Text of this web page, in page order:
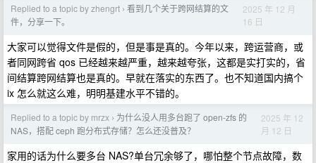
Replied to a topic by zhengrt › 看到几个关于跨网结算的文
件，分享一下。
2025 年 12 月
16 日
大家可以觉得文件是假的，但是事是真的。今年以来，跨运营商，或
者同网跨省 qos 已经越来越严重，越来越夸张，这都是实打实的，省
间结算跨网结算也是真的。早就在落实的东西了。也不知道国内搞个
ix 怎么就这么难，明明基建水平不错的。
Replied to a topic by mrzx › 为什么没人用多台跑了 open-zfs 的
NAS，搭配 ceph 跑分布式存储？怎么还没普及？
2025 年 12
月 12 日
家用的话为什么要多台 NAS?单台冗余够了，哪怕整个节点故障，数